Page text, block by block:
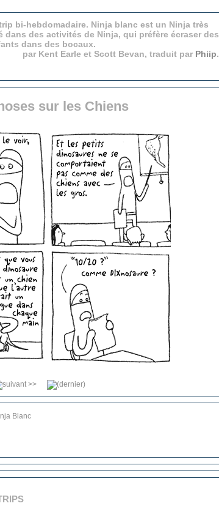
bi-hebdomadaire. Ninja blanc est un Ninja très
dans des activités de Ninja, qui préfère écraser des
dans des bocaux.
par Kent Earle et Scott Bevan, traduit par Phiip.
sur les Chiens